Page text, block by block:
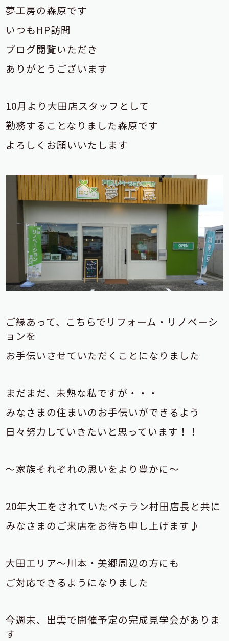
夢工房の森原です
いつもHP訪問
ブログ閲覧いただき
ありがとうございます
10月より大田店スタッフとして
勤務することなりました森原です
よろしくお願いいたします
ご縁あって、こちらでリフォーム・リノベーシ
ョンを
お手伝いさせていただくことになりました
まだまだ、未熟な私ですが・・・
みなさまの住まいのお手伝いができるよう
日々努力していき たいと思っています！！
～家族それぞれの思いをより豊かに～
20年大工をされていたベテラン村田店長と共に
みなさまのご来店をお待ち申し上げます♪
大田エリア～川本・美郷周辺の方にも
ご対応できるようになりました
今週末、出雲で開催予定の完成見学会がありま
す